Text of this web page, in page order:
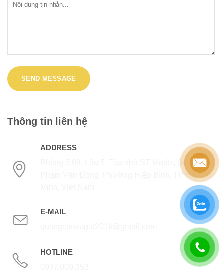
Thông tin liên hệ
ADDRESS
Phòng 5.09, Lầu 5, Tòa nhà ST Moritz, Số 1014
Phạm Văn Đồng, Phường Hiệp Bình, TP Hồ Chí
E-MAIL
HOTLINE